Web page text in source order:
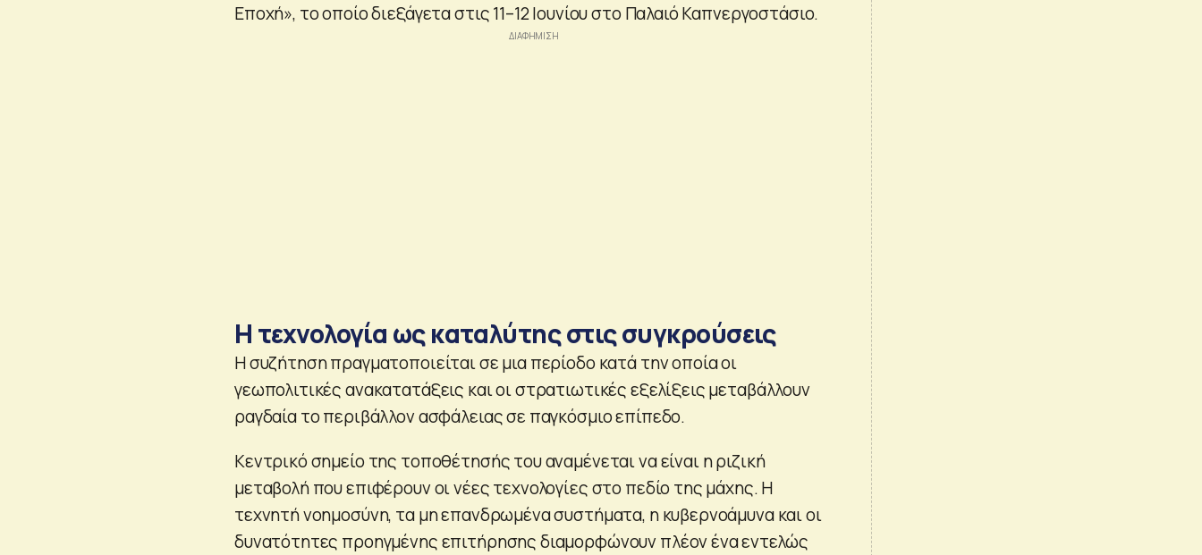
Εποχή», το οποίο διεξάγετα στις 11–12 Ιουνίου στο Παλαιό Καπνεργοστάσιο.
Η τεχνολογία ως καταλύτης στις συγκρούσεις
Η συζήτηση πραγματοποιείται σε μια περίοδο κατά την οποία οι
γεωπολιτικές ανακατατάξεις και οι στρατιωτικές εξελίξεις μεταβάλλουν
ραγδαία το περιβάλλον ασφάλειας σε παγκόσμιο επίπεδο.
Κεντρικό σημείο της τοποθέτησής του αναμένεται να είναι η ριζική
μεταβολή που επιφέρουν οι νέες τεχνολογίες στο πεδίο της μάχης. Η
τεχνητή νοημοσύνη, τα μη επανδρωμένα συστήματα, η κυβερνοάμυνα και οι
δυνατότητες προηγμένης επιτήρησης διαμορφώνουν πλέον ένα εντελώς